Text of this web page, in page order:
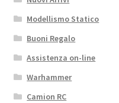
Modellismo Statico
Buoni Regalo
Assistenza on-line
Warhammer
Camion RC